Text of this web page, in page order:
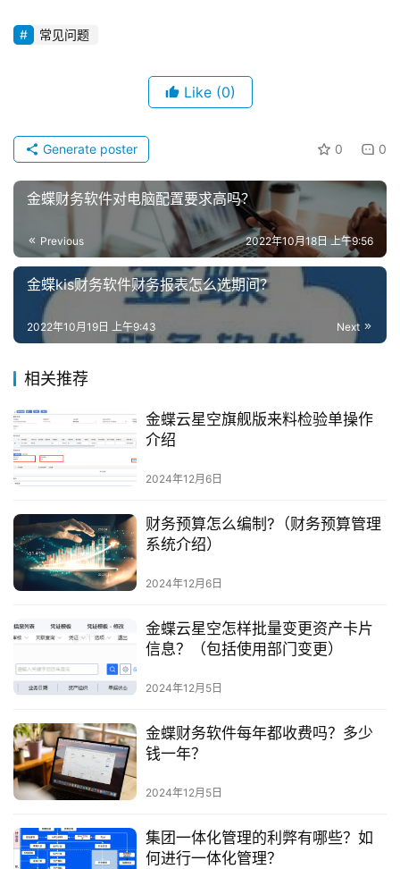
d
分
类
快
讯
答
Sign in Sign up
常见问题
Like (0)
0 0
Generate poster
金蝶财务软件对电脑配置要求高吗？
Previous 2022年10月18日 上午9:56
金蝶kis财务软件财务报表怎么选期间？
Next
2022年10月19日 上午9:43
相关推荐
金蝶云星空旗舰版来料检验单操作
介绍
2024年12月6日
财务预算怎么编制?（财务预算管理
系统介绍）
2024年12月6日
金蝶云星空怎样批量变更资产卡片
信息？（包括使用部门变更）
2024年12月5日
金蝶财务软件每年都收费吗？多少
钱一年？
2024年12月5日
集团一体化管理的利弊有哪些？如
何进行一体化管理？